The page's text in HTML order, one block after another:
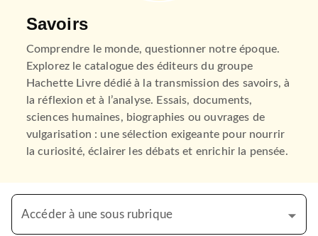
Savoirs
Comprendre le monde, questionner notre époque.
Explorez le catalogue des éditeurs du groupe
Hachette Livre dédié à la transmission des savoirs, à
la réflexion et à l’analyse. Essais, documents,
sciences humaines, biographies ou ouvrages de
vulgarisation : une sélection exigeante pour nourrir
la curiosité, éclairer les débats et enrichir la pensée.
Accéder à une sous rubrique